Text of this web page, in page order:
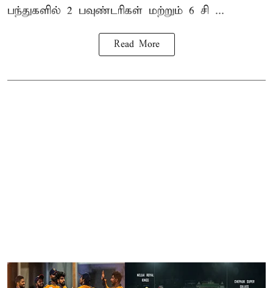
பந்துகளில் 2 பவுண்டரிகள் மற்றும் 6 சி ...
Read More